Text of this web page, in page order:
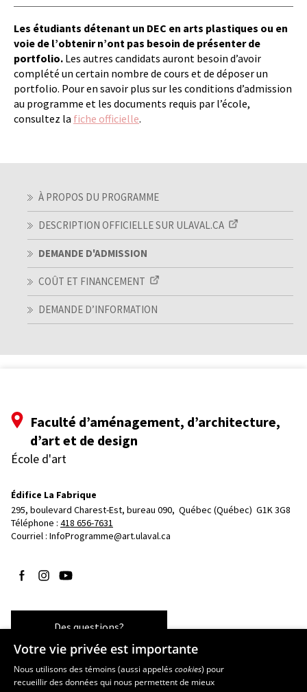
Les étudiants détenant un DEC en arts plastiques ou en
voie de l’obtenir n’ont pas besoin de présenter de
portfolio. Les autres candidats auront besoin d’avoir
complété un certain nombre de cours et de déposer un
portfolio. Pour en savoir plus sur les conditions d’admission
au programme et les documents requis par l’école,
consultez la fiche officielle.
À PROPOS DU PROGRAMME
DESCRIPTION OFFICIELLE SUR ULAVAL.CA
DEMANDE D'ADMISSION
COÛT ET FINANCEMENT
DEMANDE D’INFORMATION
Faculté d’aménagement, d’architecture,
d’art et de design
École d'art
Édifice La Fabrique
295, boulevard Charest-Est, bureau 090, Québec (Québec)  G1K 3G8
Téléphone : 418 656-7631
Courriel : InfoProgramme@art.ulaval.ca
Suivez-nous sur Facebook
Suivez-nous sur Instagram
Suivez-nous sur YouTube
Des questions?
Les écoles et la recherche
Votre vie privée est importante
Nous utilisons des témoins (aussi appeléscookies) pour
recueillir des données qui nous permettent de mieux